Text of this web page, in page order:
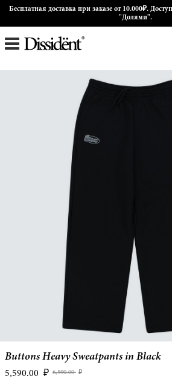
Бесплатная доставка при заказе от 10.000₽.
"Долями".
Buttons Heavy Sweatpants in Black
5,590.00 ₽ 6,590.00 ₽